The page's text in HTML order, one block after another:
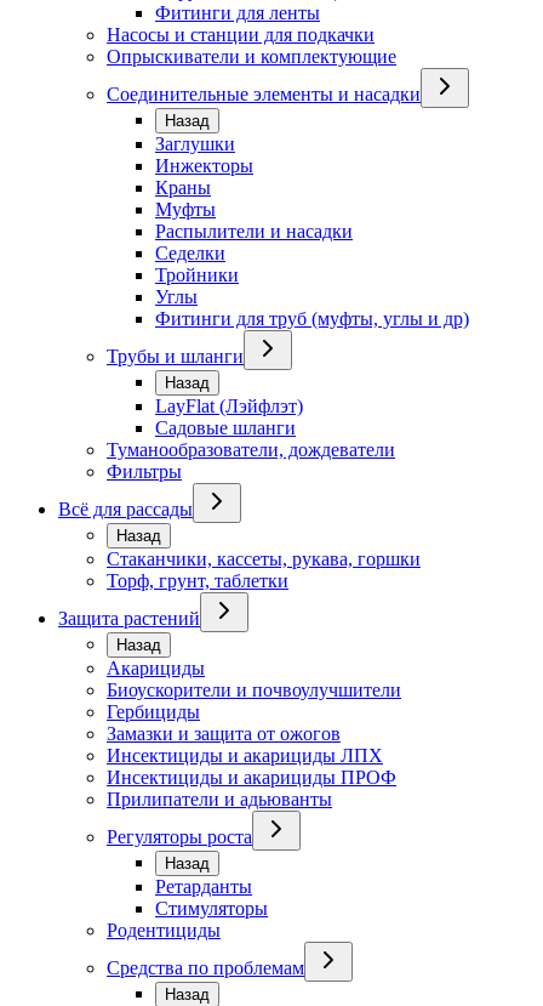
Фитинги для ленты
Насосы и станции для подкачки
Опрыскиватели и комплектующие
Соединительные элементы и насадки
Назад
Заглушки
Инжекторы
Краны
Муфты
Распылители и насадки
Седелки
Тройники
Углы
Фитинги для труб (муфты, углы и др)
Трубы и шланги
Назад
LayFlat (Лэйфлэт)
Садовые шланги
Туманообразователи, дождеватели
Фильтры
Всё для рассады
Назад
Стаканчики, кассеты, рукава, горшки
Торф, грунт, таблетки
Защита растений
Назад
Акарициды
Биоускорители и почвоулучшители
Гербициды
Замазки и защита от ожогов
Инсектициды и акарициды ЛПХ
Инсектициды и акарициды ПРОФ
Прилипатели и адьюванты
Регуляторы роста
Назад
Ретарданты
Стимуляторы
Родентициды
Средства по проблемам
Назад